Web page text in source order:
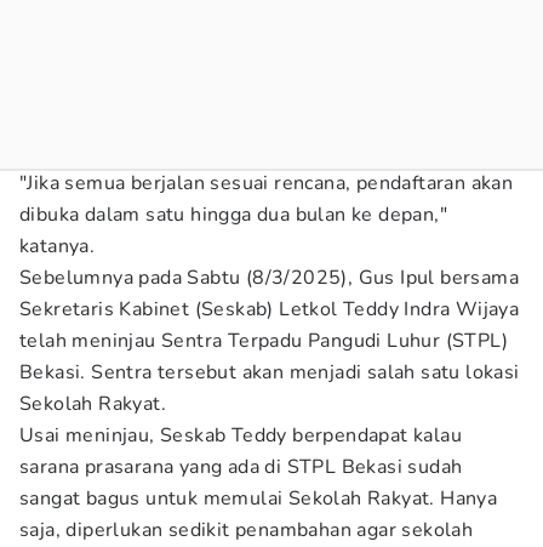
"Jika semua berjalan sesuai rencana, pendaftaran akan
dibuka dalam satu hingga dua bulan ke depan,"
katanya.
Sebelumnya pada Sabtu (8/3/2025), Gus Ipul bersama
Sekretaris Kabinet (Seskab) Letkol Teddy Indra Wijaya
telah meninjau Sentra Terpadu Pangudi Luhur (STPL)
Bekasi. Sentra tersebut akan menjadi salah satu lokasi
Sekolah Rakyat.
Usai meninjau, Seskab Teddy berpendapat kalau
sarana prasarana yang ada di STPL Bekasi sudah
sangat bagus untuk memulai Sekolah Rakyat. Hanya
saja, diperlukan sedikit penambahan agar sekolah